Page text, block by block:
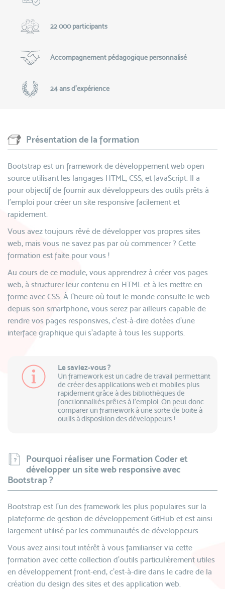
22 000 participants
Accompagnement pédagogique personnalisé
24 ans d'expérience
Présentation de la formation
Bootstrap est un framework de développement web open
source utilisant les langages HTML, CSS, et JavaScript. Il a
pour objectif de fournir aux développeurs des outils prêts à
l’emploi pour créer un site responsive facilement et
rapidement.
Vous avez toujours rêvé de développer vos propres sites
web, mais vous ne savez pas par où commencer ? Cette
formation est faite pour vous !
Au cours de ce module, vous apprendrez à créer vos pages
web, à structurer leur contenu en HTML et à les mettre en
forme avec CSS. À l'heure où tout le monde consulte le web
depuis son smartphone, vous serez par ailleurs capable de
rendre vos pages responsives, c’est-à-dire dotées d’une
interface graphique qui s’adapte à tous les supports.
Le saviez-vous ?
Un framework est un cadre de travail permettant
de créer des applications web et mobiles plus
rapidement grâce à des bibliothèques de
fonctionnalités prêtes à l’emploi. On peut donc
comparer un framework à une sorte de boite à
outils à disposition des développeurs !
Pourquoi réaliser une Formation Coder et
développer un site web responsive avec
Bootstrap ?
Bootstrap est l’un des framework les plus populaires sur la
plateforme de gestion de développement GitHub et est ainsi
largement utilisé par les communautés de développeurs.
Vous avez ainsi tout intérêt à vous familiariser via cette
formation avec cette collection d’outils particulièrement utiles
en développement front-end, c’est-à-dire dans le cadre de la
création du design des sites et des application web.